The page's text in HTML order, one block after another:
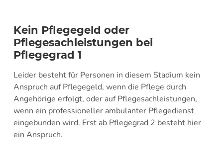
Kein Pflegegeld oder
Pflegesachleistungen bei
Pflegegrad 1
Leider besteht für Personen in diesem Stadium kein
Anspruch auf Pflegegeld, wenn die Pflege durch
Angehörige erfolgt, oder auf Pflegesachleistungen,
wenn ein professioneller ambulanter Pflegedienst
eingebunden wird. Erst ab Pflegegrad 2 besteht hier
ein Anspruch.